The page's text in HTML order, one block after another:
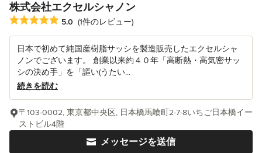
株式会社エクセルシャノン
平均評価：5つ星中 星5
5.0 (1件のレビュー)
日本で初めて純国産樹脂サッシを製造販売したエクセルシャ
ノンでございます。 創業以来約４０年「高断熱・高気密サッ
シの決め手」を「謳い(うたい...
続きを読む
メッセージを送信
〒103-0002, 東京都中央区, 日本橋馬喰町2-7-8いちご日本橋イー
ストビル4階